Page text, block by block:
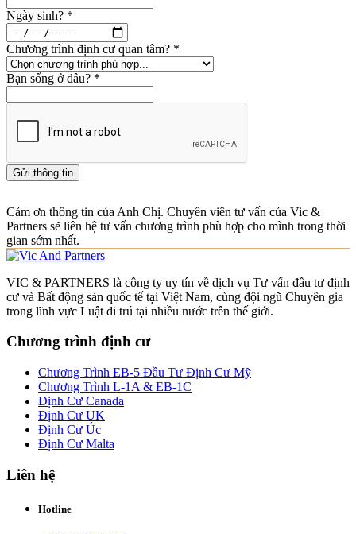
Ngày sinh? *
Chương trình định cư quan tâm? *
Bạn sống ở đâu? *
Gửi thông tin
Cảm ơn thông tin của Anh Chị. Chuyên viên tư vấn của Vic &
Partners sẽ liên hệ tư vấn chương trình phù hợp cho mình trong thời
gian sớm nhất.
VIC & PARTNERS là công ty uy tín về dịch vụ Tư vấn đầu tư định
cư và Bất động sản quốc tế tại Việt Nam, cùng đội ngũ Chuyên gia
trong lĩnh vực Luật di trú tại nhiều nước trên thế giới.
Chương trình định cư
Chương Trình EB-5 Đầu Tư Định Cư Mỹ
Chương Trình L-1A & EB-1C
Định Cư Canada
Định Cư UK
Định Cư Úc
Định Cư Malta
Liên hệ
Hotline